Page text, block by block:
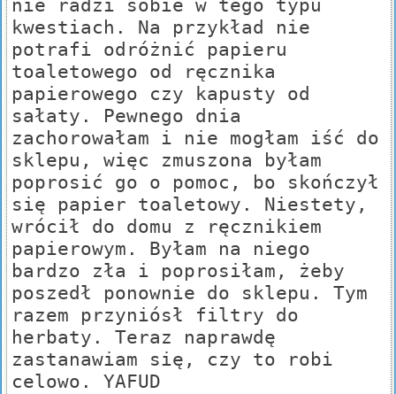
nie radzi sobie w tego typu
kwestiach. Na przykład nie
potrafi odróżnić papieru
toaletowego od ręcznika
papierowego czy kapusty od
sałaty. Pewnego dnia
zachorowałam i nie mogłam iść do
sklepu, więc zmuszona byłam
poprosić go o pomoc, bo skończył
się papier toaletowy. Niestety,
wrócił do domu z ręcznikiem
papierowym. Byłam na niego
bardzo zła i poprosiłam, żeby
poszedł ponownie do sklepu. Tym
razem przyniósł filtry do
herbaty. Teraz naprawdę
zastanawiam się, czy to robi
celowo. YAFUD